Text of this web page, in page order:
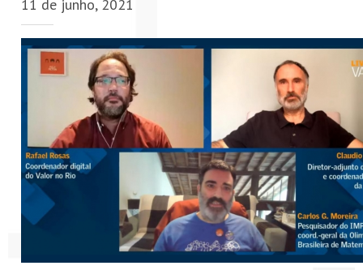
CONTATO
ÁREA RESTRITA
11 de junho, 2021